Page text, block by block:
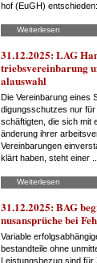
hof (EuGH) ent­schie­den:
Weiterlesen
31.12.2025: LAG
triebs­ver­ein­ba­rung
al­aus­wahl
Die Ver­ein­ba­rung ei­nes
di­gungs­schut­zes nur
schäf­tig­ten, die sich mit
än­de­rung ih­rer
Ver­ein­ba­run­gen
klärt ha­ben, steht ei­ner ...
Weiterlesen
31.12.2025: BAG
nus­an­sprü­che bei
Va­ria­ble
be­stand­tei­le oh­ne
Leis­tungs­be­zug sind